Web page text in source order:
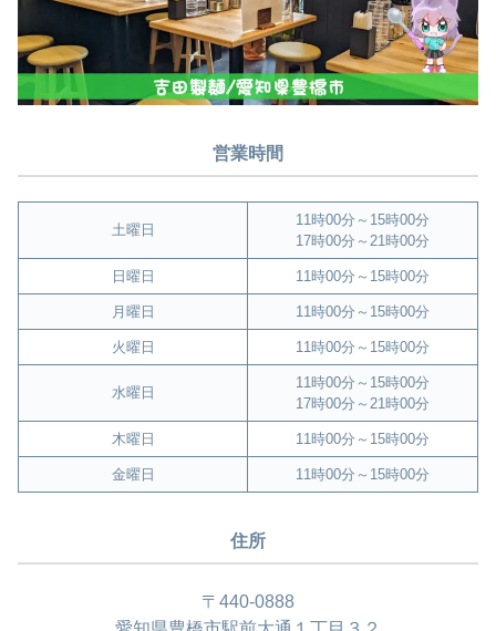
営業時間
土曜日
11時00分～15時00分
17時00分～21時00分
日曜日 11時00分～15時00分
月曜日 11時00分～15時00分
火曜日 11時00分～15時00分
水曜日
11時00分～15時00分
17時00分～21時00分
木曜日 11時00分～15時00分
金曜日 11時00分～15時00分
住所
〒440-0888